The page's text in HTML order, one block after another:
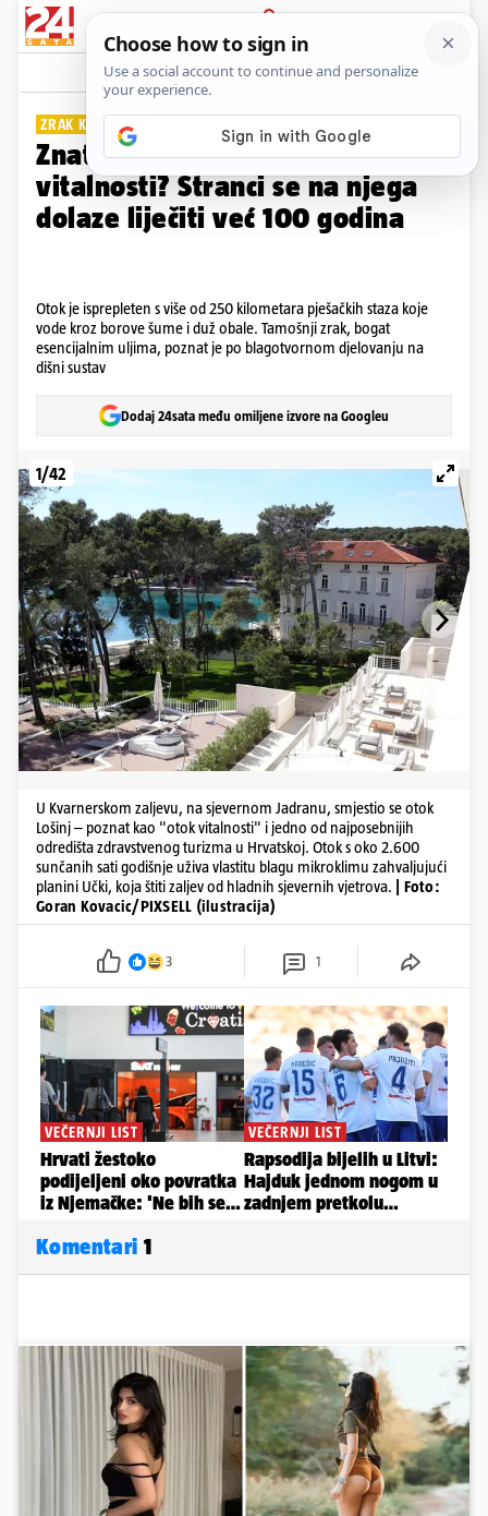
PRIJAVA
Galerija Komentari
ZRAK KOJI LIJEČI
Znate li koji je hrvatski otok
vitalnosti? Stranci se na njega
dolaze liječiti već 100 godina
Otok je isprepleten s više od 250 kilometara pješačkih staza koje
vode kroz borove šume i duž obale. Tamošnji zrak, bogat
esencijalnim uljima, poznat je po blagotvornom djelovanju na
dišni sustav
Dodaj 24sata među omiljene izvore na Googleu
1/42
U Kvarnerskom zaljevu, na sjevernom Jadranu, smjestio se otok
Lošinj – poznat kao "otok vitalnosti" i jedno od najposebnijih
odredišta zdravstvenog turizma u Hrvatskoj. Otok s oko 2.600
sunčanih sati godišnje uživa vlastitu blagu mikroklimu zahvaljujući
planini Učki, koja štiti zaljev od hladnih sjevernih vjetrova.
| Foto:
Goran Kovacic/PIXSELL (ilustracija)
3 1
Komentari 1